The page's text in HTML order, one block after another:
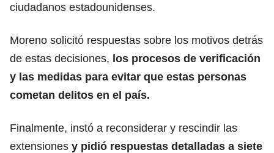
ciudadanos estadounidenses.
Moreno solicitó respuestas sobre los motivos detrás
de estas decisiones, los procesos de verificación
y las medidas para evitar que estas personas
cometan delitos en el país.
Finalmente, instó a reconsiderar y rescindir las
extensiones y pidió respuestas detalladas a siete